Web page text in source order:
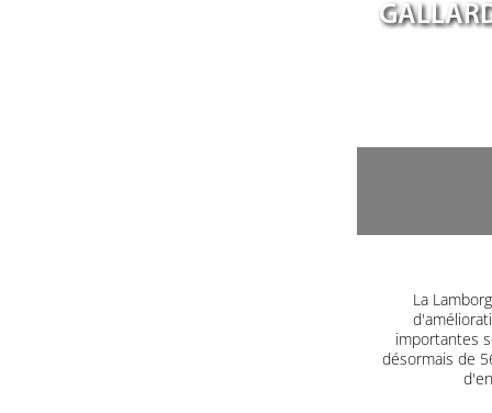
La
importantes
désormais de